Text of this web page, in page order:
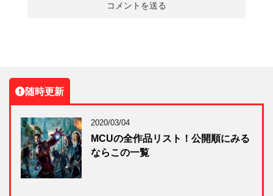
随時更新
2020/03/04
MCUの全作品リスト！公開順にみる
ならこの一覧